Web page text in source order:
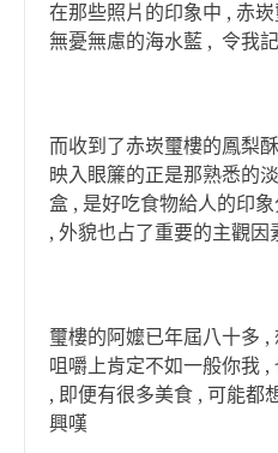
在那些照片的印象中 , 赤
無憂無慮的海水藍 , 令我
而收到了赤崁璽樓的鳳梨
映入眼簾的正是那熟悉的
盒 , 是好吃食物給人的印
, 外貌也占了重要的主觀因
璽樓的阿嬤已年屆八十多
咀嚼上肯定不如一般你我
, 即便有很多美食 , 可能都
興嘆